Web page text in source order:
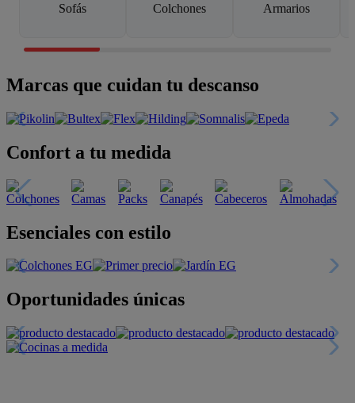
Sofás Colchones Armarios
Marcas que cuidan tu descanso
Confort a tu medida
Esenciales con estilo
Oportunidades únicas